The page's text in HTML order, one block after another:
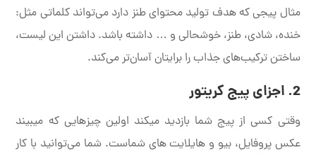
مثال پیجی که هدف تولید محتوای طنز دارد می‌تواند کلماتی مثل:
خنده، شادی، طنز، خوشحالی و … داشته باشد. داشتن این لیست،
ساختن ترکیب‌های جذاب را برایتان آسان‌تر می‌کند.
2. اجزای پیج کریتور
وقتی کسی از پیج شما بازدید میکند اولین چیزهایی که میبیند
عکس پروفایل، بیو و هایلایت های شماست. شما می‌توانید با کار